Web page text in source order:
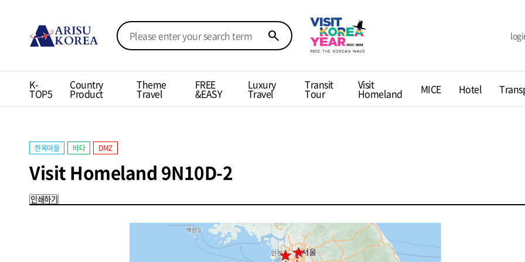
search
K-
TOP5
Country
Product
Theme
Travel
FREE
&EASY
Luxury
Travel
Transit
Tour
Visit
Homeland MICE Hotel
한옥마을 바다 DMZ
Visit Homeland 9N10D-2
인쇄하기